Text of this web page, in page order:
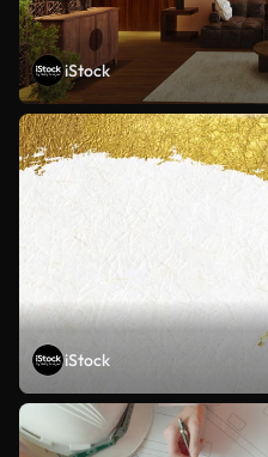
iStock
iStock